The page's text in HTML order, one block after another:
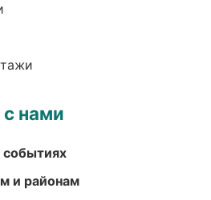
нами
и районам